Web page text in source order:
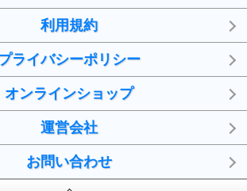
利用規約
ライバシーポリシー
オンラインショップ
運営会社
お問い合わせ